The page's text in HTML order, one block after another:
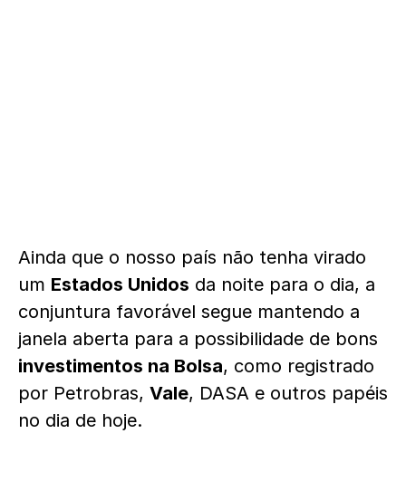
Ainda que o nosso país não tenha virado
um Estados Unidos da noite para o dia, a
conjuntura favorável segue mantendo a
janela aberta para a possibilidade de bons
investimentos na Bolsa, como registrado
por Petrobras, Vale, DASA e outros papéis
no dia de hoje.